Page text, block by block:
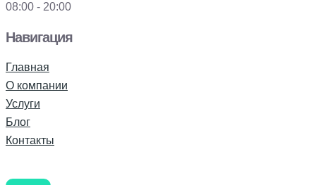
08:00 - 20:00
Навигация
Главная
О компании
Услуги
Блог
Контакты